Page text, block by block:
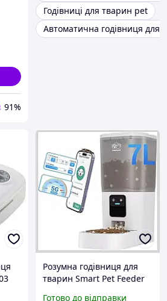
91%
Годівниці для тварин pet
Автоматична годівниця для
Розумна годівниця для
тварин Smart Pet Feeder
Готово до відправки